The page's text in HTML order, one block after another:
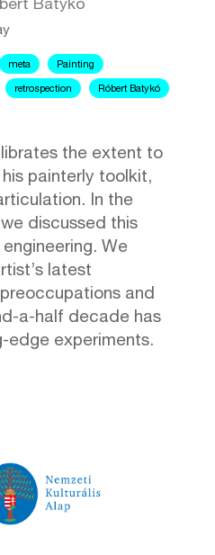
Batykó
meta Painting
retrospection Róbert Batykó
the extent to
painterly toolkit,
In the
discussed this
We
latest
and
a-half decade has
edge experiments.